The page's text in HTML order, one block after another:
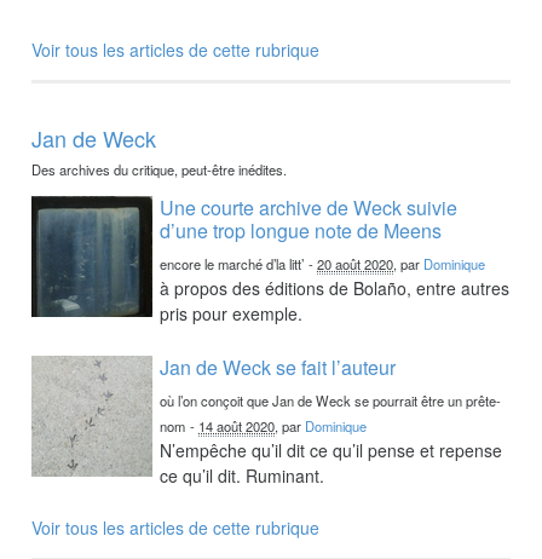
Voir tous les articles de cette rubrique
Jan de Weck
Des archives du critique, peut-être inédites.
Une courte archive de Weck suivie
d’une trop longue note de Meens
encore le marché d’la litt’ -20 août 2020, par Dominique
à propos des éditions de Bolaño, entre autres
pris pour exemple.
Jan de Weck se fait l’auteur
où l’on conçoit que Jan de Weck se pourrait être un prête-
nom - 14 août 2020, par Dominique
N’empêche qu’il dit ce qu’il pense et repense
ce qu’il dit. Ruminant.
Voir tous les articles de cette rubrique